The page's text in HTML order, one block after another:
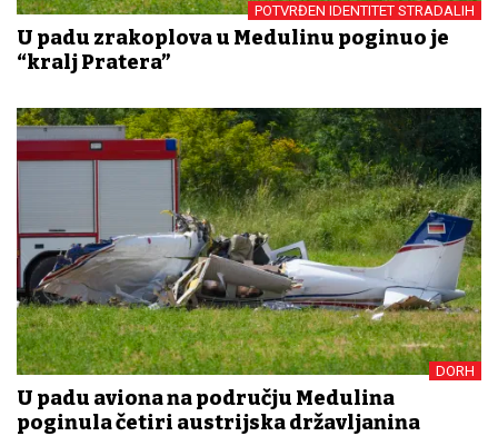
POTVRĐEN IDENTITET STRADALIH
U padu zrakoplova u Medulinu poginuo je
“kralj Pratera”
DORH
U padu aviona na području Medulina
poginula četiri austrijska državljanina